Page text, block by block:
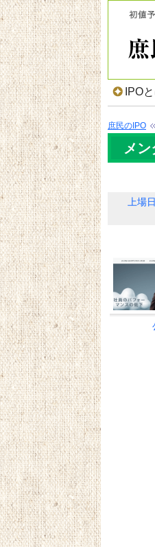
IPO
庶民のIPO
メ
上場日